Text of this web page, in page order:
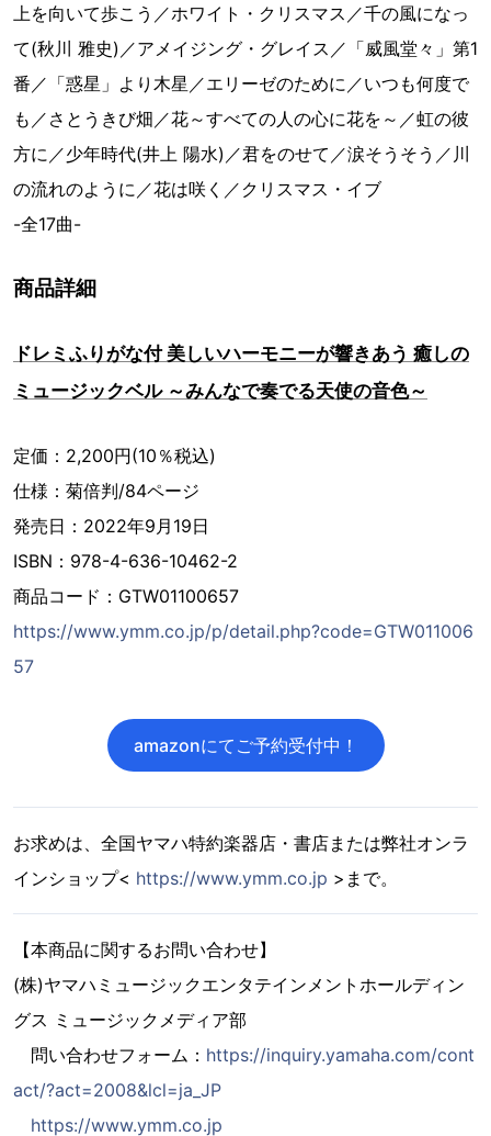
上を向いて歩こう／ホワイト・クリスマス／千の風になっ
て(秋川 雅史)／アメイジング・グレイス／「威風堂々」第1
番／「惑星」より木星／エリーゼのために／いつも何度で
も／さとうきび畑／花～すべての人の心に花を～／虹の彼
方に／少年時代(井上 陽水)／君をのせて／涙そうそう／川
の流れのように／花は咲く／クリスマス・イブ
-全17曲-
商品詳細
ドレミふりがな付 美しいハーモニーが響きあう 癒しの
ミュージックベル ～みんなで奏でる天使の音色～
定価：2,200円(10％税込)
仕様：菊倍判/84ページ
発売日：2022年9月19日
ISBN：978-4-636-10462-2
商品コード：GTW01100657
https://www.ymm.co.jp/p/detail.php?code=GTW011006
57
amazonにてご予約受付中！
お求めは、全国ヤマハ特約楽器店・書店または弊社オンラ
インショップ< https://www.ymm.co.jp >まで。
【本商品に関するお問い合わせ】
(株)ヤマハミュージックエンタテインメントホールディン
グス ミュージックメディア部
問い合わせフォーム： https://inquiry.yamaha.com/cont
act/?act=2008&lcl=ja_JP
https://www.ymm.co.jp